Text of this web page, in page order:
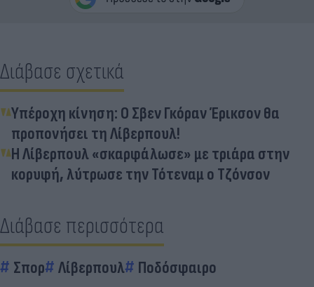
Διάβασε σχετικά
Υπέροχη κίνηση: Ο Σβεν Γκόραν Έρικσον θα
προπονήσει τη Λίβερπουλ!
H Λίβερπουλ «σκαρφάλωσε» με τριάρα στην
κορυφή, λύτρωσε την Τότεναμ ο Τζόνσον
Διάβασε περισσότερα
Σπορ Λίβερπουλ Ποδόσφαιρο